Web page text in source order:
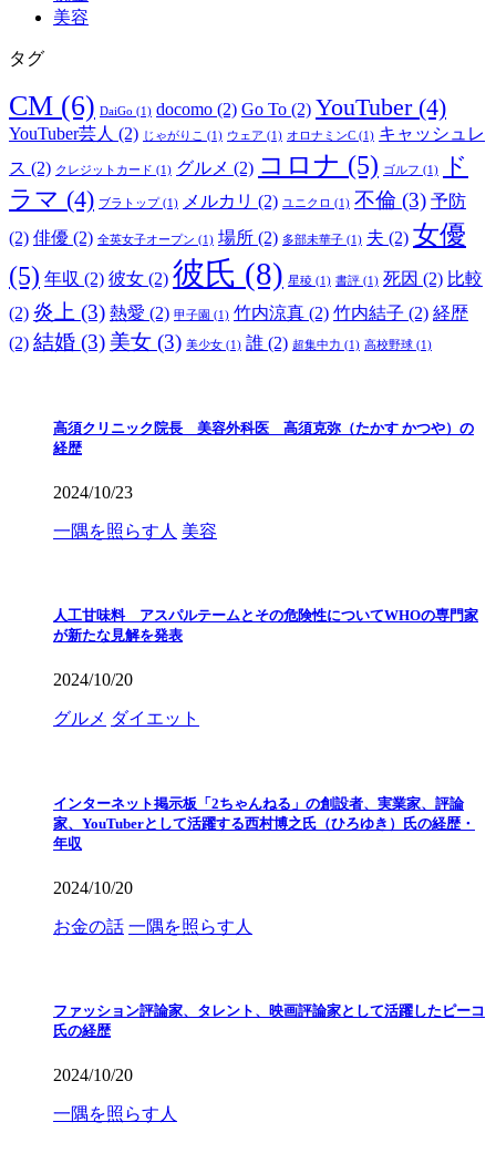
美容
タグ
CM (6) DaiGo (1) docomo (2) Go To (2) YouTuber(4)
YouTuber芸人 (2) じゃがりこ (1) ウェア (1) オロナミンC (1) キャッシュレ
ス (2) クレジットカード (1) グルメ (2) コロナ (5) ゴルフ (1)
ド
ラマ (4) ブラトップ(1) メルカリ (2) ユニクロ (1) 不倫 (3) 予防
(2) 俳優 (2) 全英女子オープン (1) 場所 (2) 多部未華子 (1) 夫 (2) 女優
(5) 年収 (2) 彼女 (2) 彼氏 (8) 星稜 (1) 書評 (1) 死因 (2) 比較
(2) 炎上 (3) 熱愛 (2) 甲子園 (1) 竹内涼真 (2) 竹内結子 (2) 経歴
(2) 結婚 (3) 美女 (3) 美少女 (1) 誰 (2) 超集中力 (1) 高校野球 (1)
高須クリニック院長 美容外科医 高須克弥（たかす かつや）の
経歴
2024/10/23
一隅を照らす人 美容
人工甘味料 アスパルテームとその危険性についてWHOの専門家
が新たな見解を発表
2024/10/20
グルメ ダイエット
インターネット掲示板「2ちゃんねる」の創設者、実業家、評論
家、YouTuberとして活躍する西村博之氏（ひろゆき）氏の経歴・
年収
2024/10/20
お金の話 一隅を照らす人
ファッション評論家、タレント、映画評論家として活躍したピーコ
氏の経歴
2024/10/20
一隅を照らす人